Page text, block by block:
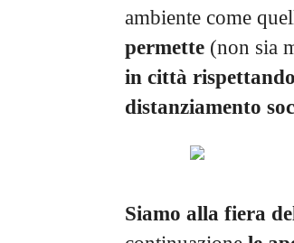
ambiente come
permette (non sia
in città rispettando
distanziamento
Siamo alla fiera